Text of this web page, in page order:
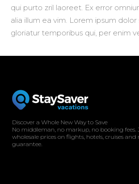
qui purto zril laoreet. Ex error
alia illum ea vim. Lorem ipsum
gloriatur temporibus qui, per enim
Discover a Whole New Way to Save
No middleman, no markup, no booking fees.
wholesale prices on flights, hotels, cruises and
guarantee.